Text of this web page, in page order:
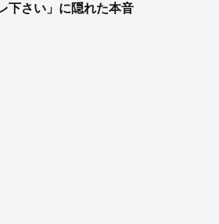
下さい」に隠れた本音